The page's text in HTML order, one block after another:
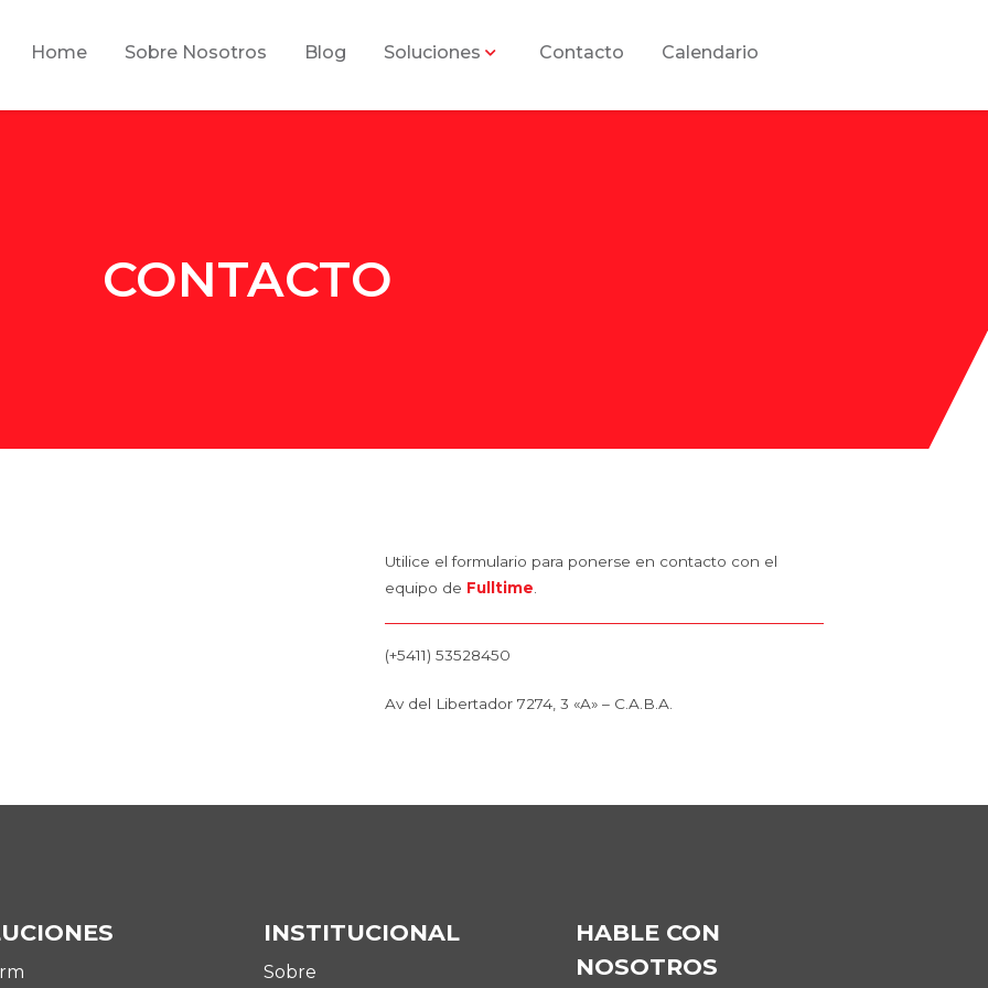
Home Sobre Nosotros Blog Soluciones Contacto Calendario
CONTACTO
Utilice el formulario para ponerse en contacto con el
equipo de Fulltime
(+5411) 53528450
Av del Libertador 7274, 3 «A» – C.A.B.A.
INSTITUCIONAL
Sobre
HABLE CON
NOSOTROS